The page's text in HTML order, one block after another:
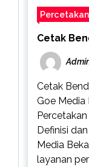
Cetak
Cetak
Goe Media
Definisi
Media
layanan